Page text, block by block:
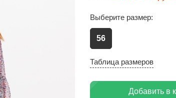
Выберите размер:
56
Таблица размеров
Добавить в